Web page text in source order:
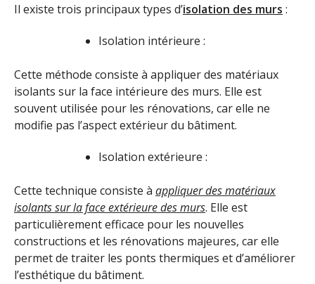
Il existe trois principaux types d’isolation des murs :
Isolation intérieure :
Cette méthode consiste à appliquer des matériaux
isolants sur la face intérieure des murs. Elle est
souvent utilisée pour les rénovations, car elle ne
modifie pas l’aspect extérieur du bâtiment.
Isolation extérieure :
Cette technique consiste à appliquer des matériaux
isolants sur la face extérieure des murs. Elle est
particulièrement efficace pour les nouvelles
constructions et les rénovations majeures, car elle
permet de traiter les ponts thermiques et d’améliorer
l’esthétique du bâtiment.